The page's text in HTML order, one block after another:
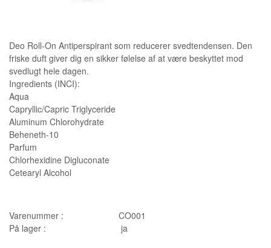
Deo Roll-On Antiperspirant som reducerer svedtendensen. Den
friske duft giver dig en sikker følelse af at være beskyttet mod
svedlugt hele dagen.
Ingredients (INCI):
Aqua
Capryllic/Capric Triglyceride
Aluminum Chlorohydrate
Beheneth-10
Parfum
Chlorhexidine Digluconate
Cetearyl Alcohol
Varenummer :
CO001
På lager :
ja